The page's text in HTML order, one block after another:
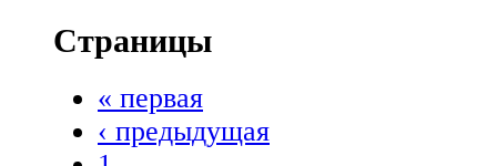
Страницы
« первая
‹ предыдущая